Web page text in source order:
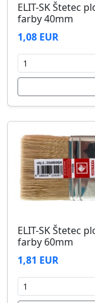
ELIT-SK Štetec
farby 40mm
1,08 EUR
ELIT-SK Štetec
farby 60mm
1,81 EUR